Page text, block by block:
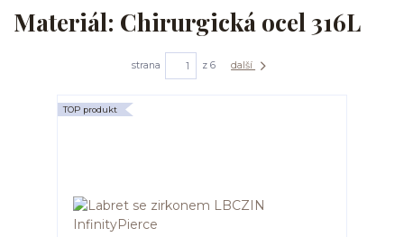
Materiál: Chirurgická ocel 316L
strana z 6 další
TOP produkt